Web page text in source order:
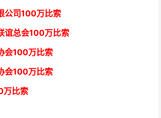
公司100万比索
谊总会100万比索
会100万比索
会100万比索
万比索